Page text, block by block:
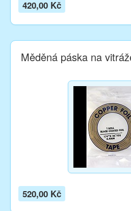
420,00 Kč
Měděná páska na
520,00 Kč